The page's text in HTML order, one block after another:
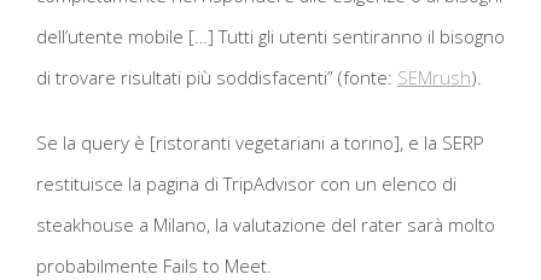
dell’utente mobile […] Tutti gli utenti sentiranno il bisogno
di trovare risultati più soddisfacenti” (fonte: SEMrush).
Se la query è [ristoranti vegetariani a torino], e la SERP
restituisce la pagina di TripAdvisor con un elenco di
steakhouse a Milano, la valutazione del rater sarà molto
probabilmente Fails to Meet.